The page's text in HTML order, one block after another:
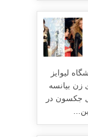
لیوایز
زن بیانسه
جکسون در